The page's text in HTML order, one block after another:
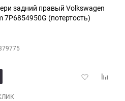
задний правый Volkswagen
7P6854950G (потертость)
Добавить